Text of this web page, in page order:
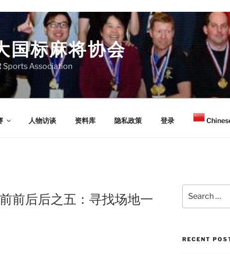
国标麻将协会
Sports Association
人物访谈 资料库 隐私政策 登录
前后后之五：寻找场地一
for:
RECENT